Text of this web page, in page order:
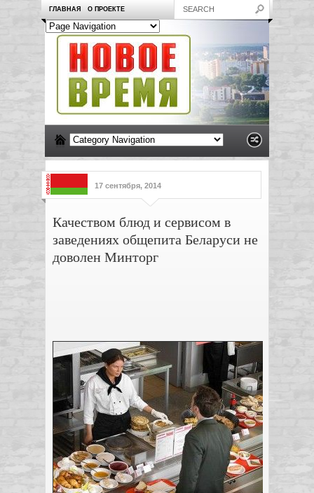
ГЛАВНАЯ О ПРОЕКТЕ
17 сентября, 2014
Качеством блюд и сервисом в
заведениях общепита Беларуси не
доволен Минторг